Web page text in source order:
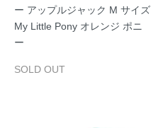
ー アップルジャック M サイズ
My Little Pony オレンジ ポニ
ー
SOLD OUT